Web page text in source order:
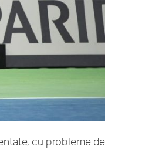
cu probleme de